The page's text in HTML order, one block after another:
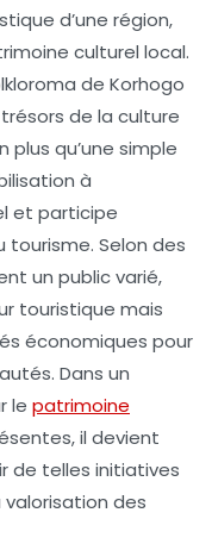
d’une région,
culturel local.
de Korhogo
de la culture
qu’une simple
à
et participe
tourisme. Selon des
un public varié,
touristique mais
économiques pour
Dans un
le patrimoine
il devient
de telles initiatives
valorisation des